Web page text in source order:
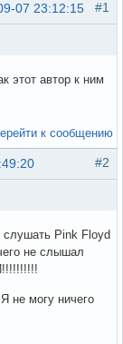
#1
07 23:12:15
этот автор к ним
к сообщению
#2
Pink Floyd
не слышал
не могу ничего